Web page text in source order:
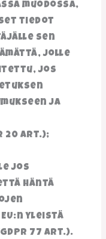
muodossa,
tiedot
sen
jolle
jos
ja
20 art.);
jos
häntä
yleistä
77 art.).